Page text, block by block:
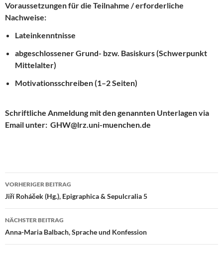
Voraussetzungen für die Teilnahme / erforderliche
Nachweise:
Lateinkenntnisse
abgeschlossener Grund- bzw. Basiskurs (Schwerpunkt
Mittelalter)
Motivationsschreiben (1–2 Seiten)
Schriftliche Anmeldung mit den genannten Unterlagen via
Email unter: GHW@lrz.uni-muenchen.de
Beitragsnavigation
VORHERIGER BEITRAG
Jiří Roháček (Hg.), Epigraphica & Sepulcralia 5
NÄCHSTER BEITRAG
Anna-Maria Balbach, Sprache und Konfession